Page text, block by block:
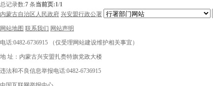
总记录数:7 条当前页:1/1
内蒙古自治区人民政府 兴安盟行政公署
网站地图 联系我们 网站声明
电话:0482-6736915 （仅受理网站建设维护相关事宜）
地 址：内蒙古兴安盟扎赉特旗党政大楼
违法和不良信息举报电话:0482-6736915